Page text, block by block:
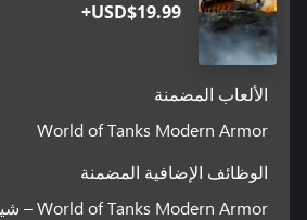
USD$19.99+
الألعاب المضمنة
World of Tanks Modern Armor
الوظائف الإضافية المضمنة
World of Tanks Modern Armor – شيطان السرعة